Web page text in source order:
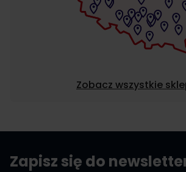
Zobacz wszystkie
Zapisz się do